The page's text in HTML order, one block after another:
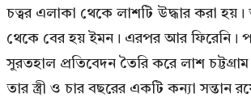
চত্বর এলাকা থেকে লাশটি উদ্ধার করা
থেকে বের হয় ইমন। এরপর আর ফিরেনি।
সুরতহাল প্রতিবেদন তৈরি করে লাশ
তার স্ত্রী ও চার বছরের একটি কন্যা